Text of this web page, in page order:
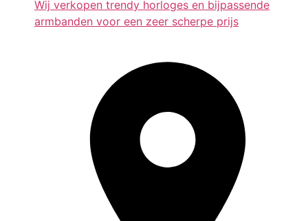
Wij verkopen trendy horloges en bijpassende
armbanden voor een zeer scherpe prijs